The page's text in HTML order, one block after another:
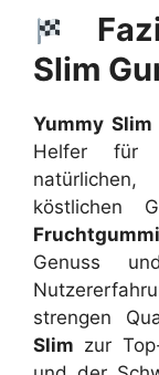
Slim
Yummy Slim
Helfer für
köstlichen
Genuss
strengen
Slim zur